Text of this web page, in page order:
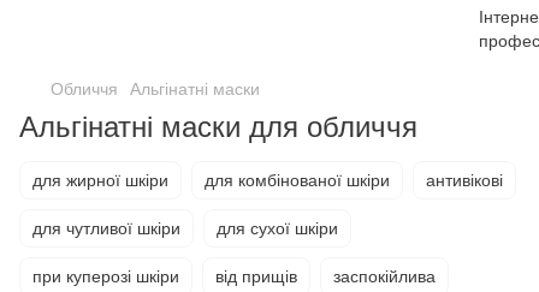
Обличчя Альгінатні маски
Альгінатні маски для обличчя
для жирної шкіри для комбінованої шкіри антивікові
для чутливої шкіри для сухої шкіри
при куперозі шкіри від прищів заспокійлива